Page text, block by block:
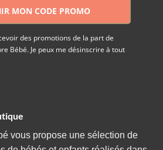
MON CODE PROMO
des promotions de la part de
Bébé. Je peux me désinscrire à tout
vous propose une sélection de